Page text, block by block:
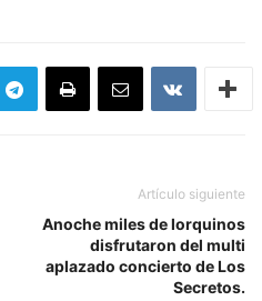
Artículo siguiente
Anoche miles de lorquinos
disfrutaron del multi
aplazado concierto de Los
Secretos.